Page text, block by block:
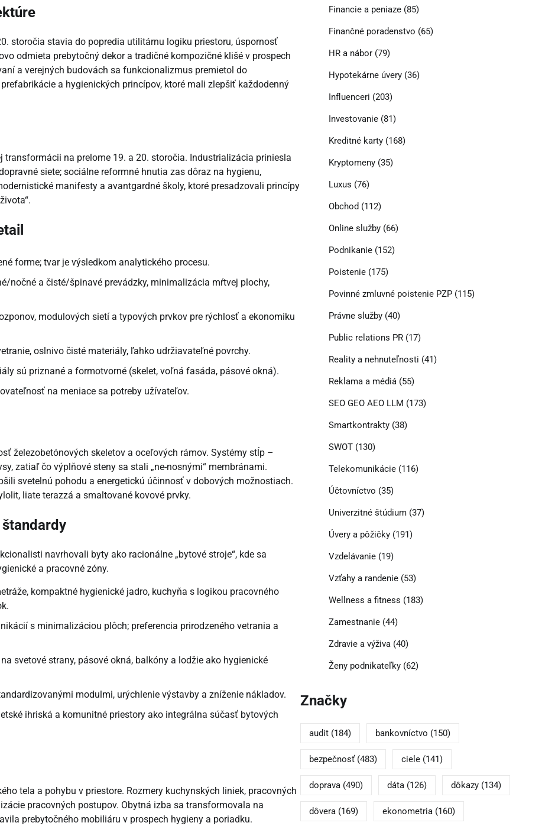
storočia stavia do popredia utilitárnu logiku priestoru, úspornosť
odmieta prebytočný dekor a tradičné kompozičné klišé v prospech
a verejných budovách sa funkcionalizmus premietol do
a hygienických princípov, ktoré mali zlepšiť každodenný
na prelome 19. a 20. storočia. Industrializácia priniesla
siete; sociálne reformné hnutia zas dôraz na hygienu,
manifesty a avantgardné školy, ktoré presadzovali princípy
forme; tvar je výsledkom analytického procesu.
nočné a čisté/špinavé prevádzky, minimalizácia mŕtvej plochy,
modulových sietí a typových prvkov pre rýchlosť a ekonomiku
oslnivo čisté materiály, ľahko udržiavateľné povrchy.
sú priznané a formotvorné (skelet, voľná fasáda, pásové okná).
na meniace sa potreby užívateľov.
železobetónových skeletov a oceľových rámov. Systémy stĺp –
zatiaľ čo výplňové steny sa stali „ne-nosnými“ membránami.
svetelnú pohodu a energetickú účinnosť v dobových možnostiach.
liate terazzá a smaltované kovové prvky.
navrhovali byty ako racionálne „bytové stroje“, kde sa
a pracovné zóny.
kompaktné hygienické jadro, kuchyňa s logikou pracovného
s minimalizáciou plôch; preferencia prirodzeného vetrania a
svetové strany, pásové okná, balkóny a lodžie ako hygienické
modulmi, urýchlenie výstavby a zníženie nákladov.
ihriská a komunitné priestory ako integrálna súčasť bytových
tela a pohybu v priestore. Rozmery kuchynských liniek, pracovných
pracovných postupov. Obytná izba sa transformovala na
prebytočného mobiliáru v prospech hygieny a poriadku.
Financie a peniaze(85)
Finančné poradenstvo (65)
HR a nábor(79)
Hypotekárne úvery(36)
Influenceri (203)
Investovanie(81)
Kreditné karty(168)
Kryptomeny(35)
Luxus (76)
Obchod (112)
Online služby(66)
Podnikanie(152)
Poistenie(175)
Povinné zmluvné poistenie PZP(115)
Právne služby(40)
Public relations PR(17)
Reality a nehnuteľnosti (41)
Reklama a médiá(55)
SEO GEO AEO LLM (173)
Smartkontrakty(38)
SWOT(130)
Telekomunikácie(116)
Účtovníctvo (35)
Univerzitné štúdium(37)
Úvery a pôžičky(191)
Vzdelávanie(19)
Vzťahy a randenie(53)
Wellness a fitness (183)
Zamestnanie(44)
Zdravie a výživa(40)
Ženy podnikateľky(62)
Značky
audit(184) bankovníctvo (150)
bezpečnosť(483) ciele(141)
doprava(490) dáta(126) dôkazy(134)
dôvera(169) ekonometria(160)